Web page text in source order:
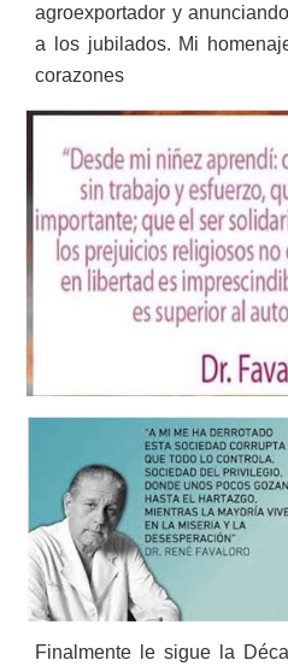
agroexportador y
a los jubilados. Mi
corazones
Finalmente le sigue la